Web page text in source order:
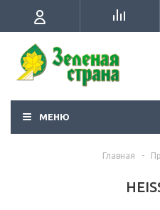
МЕНЮ
Главная -